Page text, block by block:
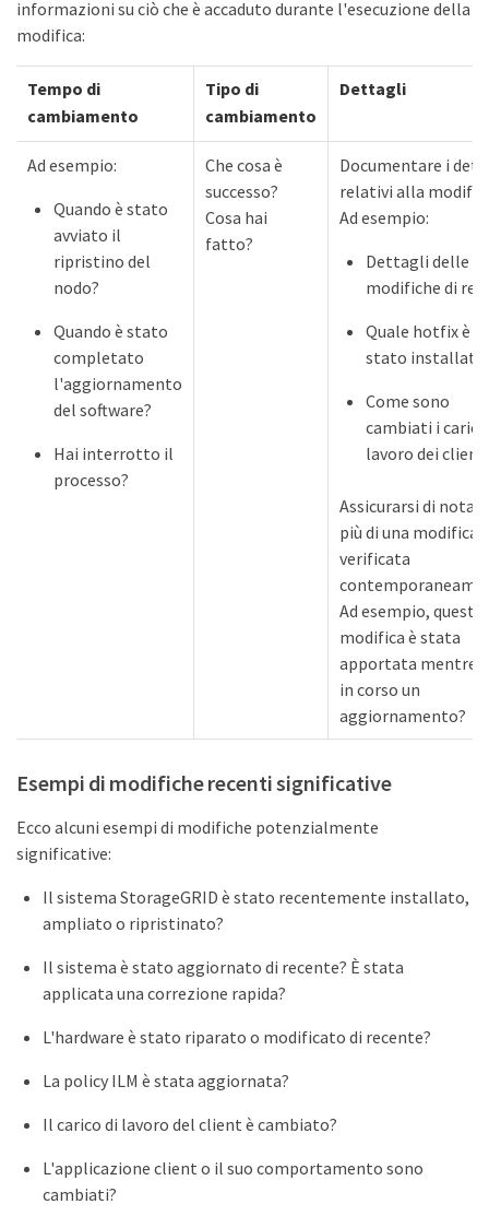
informazioni su ciò che è accaduto durante l'esecuzione della
modifica:
Tempo di
cambiamento
Tipo di
cambiamento
Dettagli
Ad esempio:
Quando è stato
avviato il
ripristino del
nodo?
Quando è stato
completato
l'aggiornamento
del software?
Hai interrotto il
processo?
Che cosa è
successo?
Cosa hai
fatto?
Documentare i
relativi alla
Ad esempio:
Dettagli delle
modifiche di
Quale hotfix è
stato installato.
Come sono
cambiati i
lavoro dei client.
Assicurarsi di
più di una modifica
verificata
Ad esempio, questa
modifica è stata
apportata mentre
in corso un
aggiornamento?
Esempi di modifiche recenti significative
Ecco alcuni esempi di modifiche potenzialmente
significative:
Il sistema StorageGRID è stato recentemente installato,
ampliato o ripristinato?
Il sistema è stato aggiornato di recente? È stata
applicata una correzione rapida?
L'hardware è stato riparato o modificato di recente?
La policy ILM è stata aggiornata?
Il carico di lavoro del client è cambiato?
L'applicazione client o il suo comportamento sono
cambiati?